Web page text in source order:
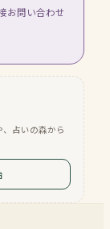
お問い合わせ
占いの森から